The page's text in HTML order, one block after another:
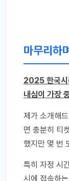
마무리하
2025 한국시
내심이 가장
제가 소개해
면 충분히 티
했지만 몇 번
특히 자정 시
시에 접속하